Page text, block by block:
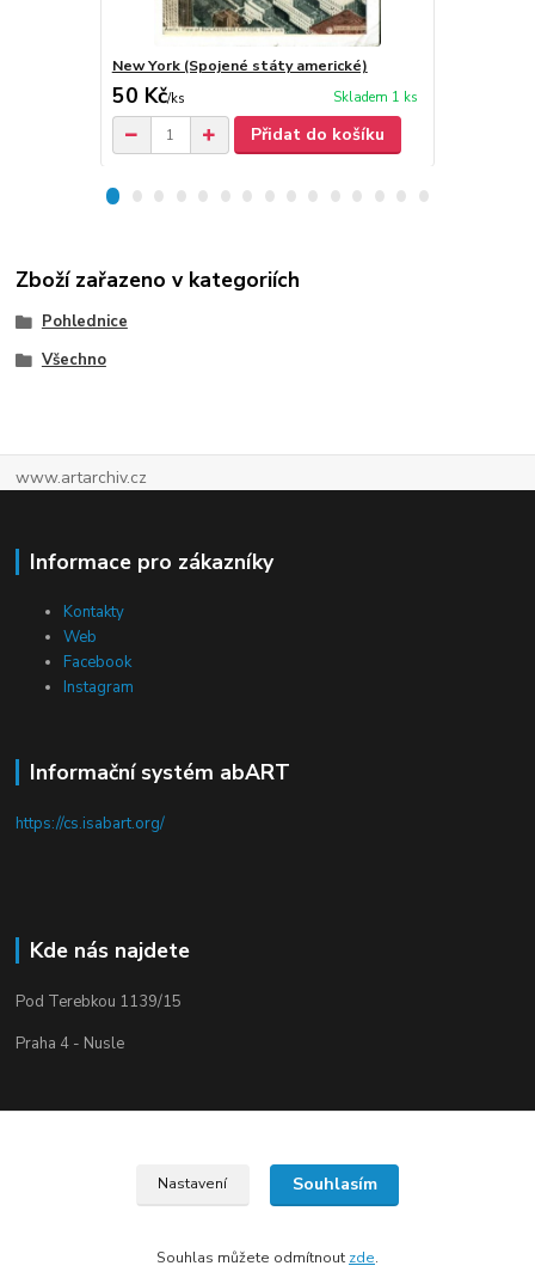
New York (Spojené státy americké)
50 Kč/ks Skladem 1 ks
Přidat do košíku
Zboží zařazeno v kategoriích
Pohlednice
Všechno
www.artarchiv.cz
Informace pro zákazníky
Kontakty
Web
Facebook
Instagram
Informační systém abART
https://cs.isabart.org/
Kde nás najdete
Pod Terebkou 1139/15
Praha 4 - Nusle
Upravit sběr cookies.
Nastavení Souhlasím
Souhlas můžete odmítnout zde.